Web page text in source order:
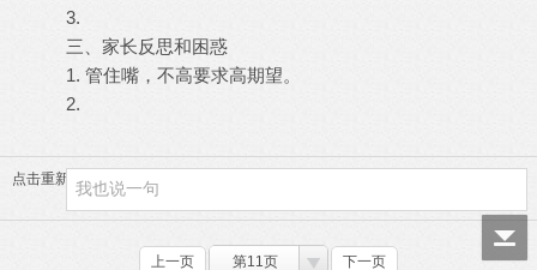
3.
三、家长反思和困惑
1. 管住嘴，不高要求高期望。
2.
点击重新加载
上一页 第11页 下一页